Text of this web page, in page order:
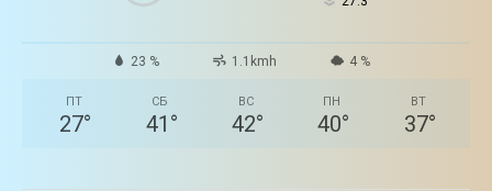
23 % 1.1kmh 4 %
ПТ
27°
СБ
41 °
ВС
42°
ПН
40°
ВТ
37°